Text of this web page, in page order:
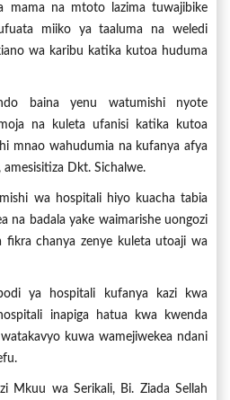
mama na mtoto lazima tuwajibike
miiko ya taaluma na weledi
wa karibu katika kutoa huduma
baina yenu watumishi nyote
na kuleta ufanisi katika kutoa
mnao wahudumia na kufanya afya
amesisitiza Dkt. Sichalwe.
wa hospitali hiyo kuacha tabia
na badala yake waimarishe uongozi
chanya zenye kuleta utoaji wa
ya hospitali kufanya kazi kwa
inapiga hatua kwa kwenda
kuwa wamejiwekea ndani
Mkuu wa Serikali, Bi. Ziada Sellah